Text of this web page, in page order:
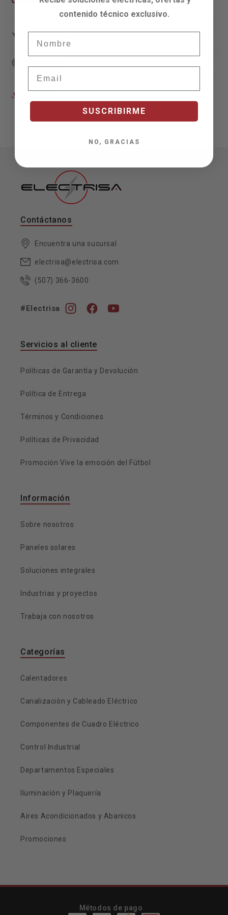
Contáctanos
Encuentra una sucursal
electrisa@electrisa.com
(507) 366-3600
#Electrisa
InstagramFacebookYouTube
Servicios al cliente
Políticas de Garantía y Devolución
Política de Entrega
Términos y Condiciones
Políticas de Privacidad
Promoción Vive la emoción del Fútbol
Información
Sobre nosotros
Paneles solares
Soluciones integrales
Industrias y proyectos
Trabaja con nosotros
Categorías
Calentadores
Canalización y Cableado Eléctrico
Componentes de Cuadro Eléctrico
Control Industrial
Departamentos Especiales
Iluminación y Plaquería
Aires Acondicionados y Abanicos
Promociones
Métodos de pago
contenido técnico exclusivo.
SUSCRIBIRME
NO, GRACIAS